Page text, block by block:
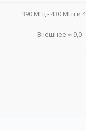
390 МГц - 430 МГц и
Внешнее ⎓ 9,0 -